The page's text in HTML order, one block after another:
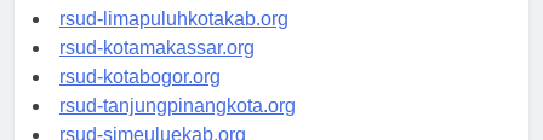
rsud-pasuruankota.org
rsud-limapuluhkotakab.org
rsud-kotamakassar.org
rsud-kotabogor.org
rsud-tanjungpinangkota.org